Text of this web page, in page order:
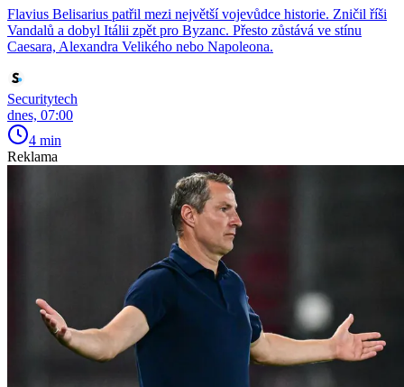
Flavius Belisarius patřil mezi největší vojevůdce historie. Zničil říši
Vandalů a dobyl Itálii zpět pro Byzanc. Přesto zůstává ve stínu
Caesara, Alexandra Velikého nebo Napoleona.
Securitytech
dnes, 07:00
4 min
Reklama